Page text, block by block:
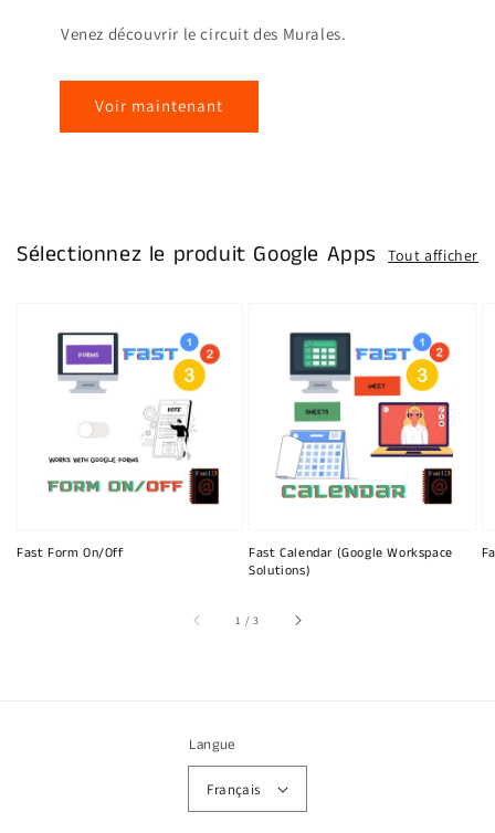
Venez découvrir le circuit des Murales.
Voir maintenant
Sélectionnez le produit Google Apps Tout afficher
Fast Form On/Off
Fast Calendar (Google Workspace
Solutions)
1 /sur
3
Langue
Français